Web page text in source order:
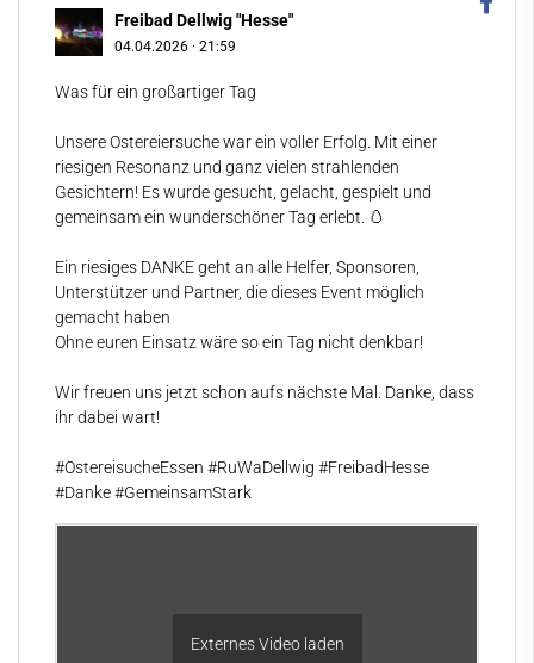
Freibad Dellwig "Hesse"
04.04.2026 · 21:59
Was für ein großartiger Tag
Unsere Ostereiersuche war ein voller Erfolg. Mit einer
riesigen Resonanz und ganz vielen strahlenden
Gesichtern! Es wurde gesucht, gelacht, gespielt und
gemeinsam ein wunderschöner Tag erlebt. 🥚
Ein riesiges DANKE geht an alle Helfer, Sponsoren,
Unterstützer und Partner, die dieses Event möglich
gemacht haben
Ohne euren Einsatz wäre so ein Tag nicht denkbar!
Wir freuen uns jetzt schon aufs nächste Mal. Danke, dass
ihr dabei wart! ️
#OstereisucheEssen #RuWaDellwig #FreibadHesse
#Danke#GemeinsamStark
Externes Video laden
Kontakt